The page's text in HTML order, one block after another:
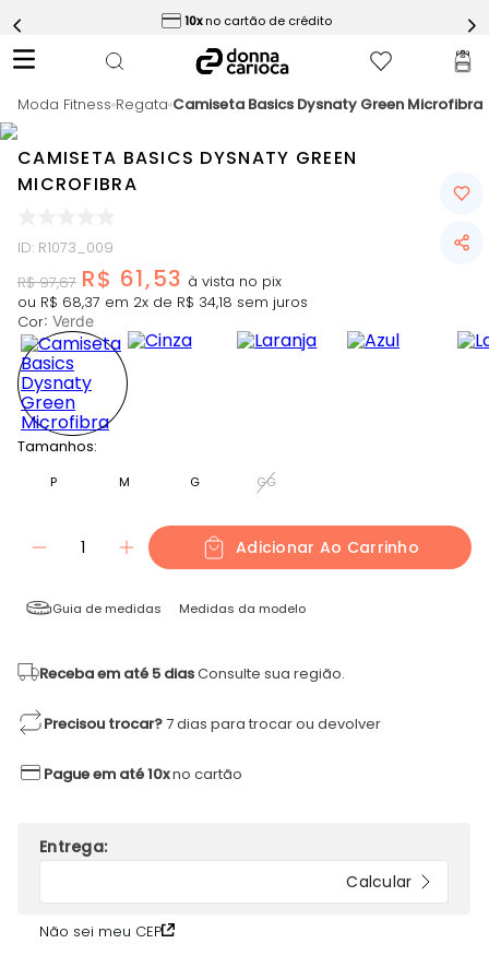
10x no cartão de crédito
Moda Fitness Regata Camiseta Basics Dysnaty Green Microfibra
CAMISETA BASICS DYSNATY GREEN
MICROFIBRA
ID: R1073_009
R$ 97,67 R$ 61,53
ou R$ 68,37 em 2x de R$ 34,18 sem juros
Cor: Verde
Slide 1 of 14
Tamanhos:
P M G GG
1 Adicionar Ao Carrinho
Guia de medidas Medidas da modelo
Receba em até 5 diasConsulte sua região.
Precisou trocar?7 dias para trocar ou devolver
Pague em até 10xno cartão
Não sei meu CEP
Epic Vermelho
7º Conjunto
9º Challenge Azul